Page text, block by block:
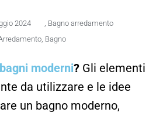
2024
Bagno arredamento
Bagno
bagni moderni? Gli elementi
da utilizzare e le idee
un bagno moderno,